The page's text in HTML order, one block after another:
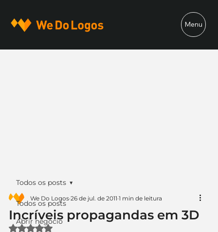
Menu
Todos os posts
Abrir negócio
Todos os posts
Incríveis propagandas em 3D
We Do Logos 26 de jul. de 2011 1 min de leitura
Avaliado com NaN de 5 estrelas.